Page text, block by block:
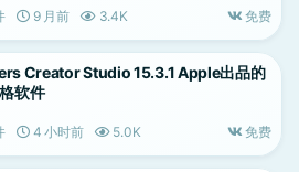
9 月前 3.4K 免费
Creator Studio 15.3.1 Apple出品的
软件
4 小时前 5.0K 免费